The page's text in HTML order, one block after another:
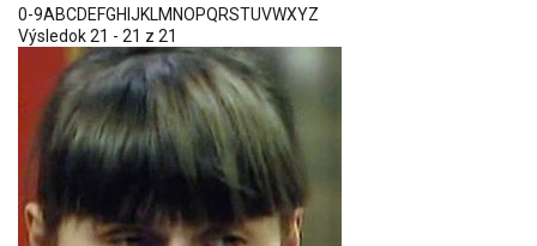
0-9ABCDEFGH JKLM NOPQRSTUVWXYZ
Výsledok 21 - 21 z 21